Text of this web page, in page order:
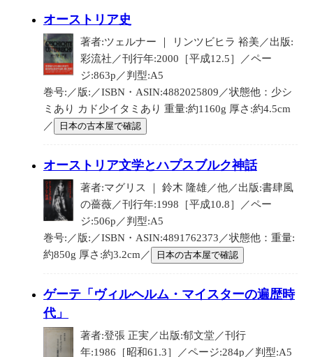
オーストリア史
著者:ツェルナー ｜ リンツビヒラ 裕美／出版:
彩流社／刊行年:2000［平成12.5］／ペー
ジ:863p／判型:A5
巻号:／版:／ISBN・ASIN:4882025809／状態他：少シ
ミあり カド少イタミあり 重量:約1160g 厚さ:約4.5cm
／
日本の古本屋で確認
オーストリア文学とハプスブルク神話
著者:マグリス ｜ 鈴木 隆雄／他／出版:書肆風
の薔薇／刊行年:1998［平成10.8］／ペー
ジ:506p／判型:A5
巻号:／版:／ISBN・ASIN:4891762373／状態他：重量:
約850g 厚さ:約3.2cm／
日本の古本屋で確認
ゲーテ「ヴィルヘルム・マイスターの遍歴時
代」
著者:登張 正実／出版:郁文堂／刊行
年:1986［昭和61.3］／ページ:284p／判型:A5